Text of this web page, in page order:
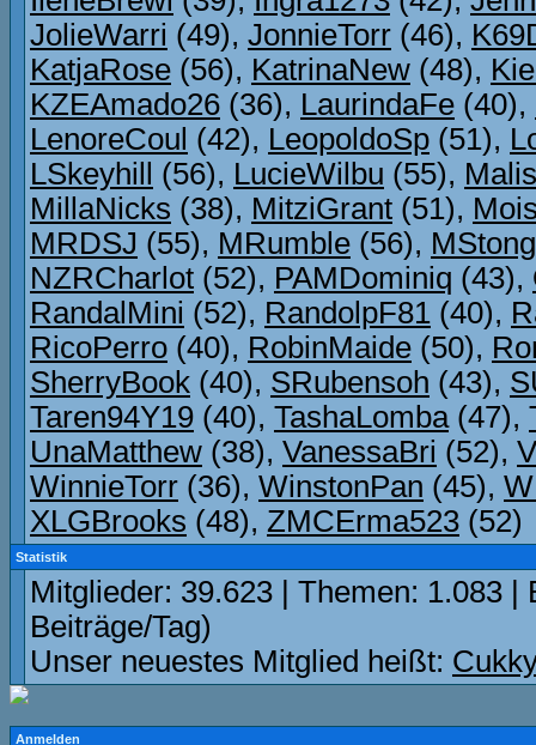
JolieWarri (49), JonnieTorr (46),
KatjaRose (56), KatrinaNew (48),
KZEAmado26 (36), LaurindaFe (40),
LenoreCoul (42), LeopoldoSp (51),
LSkeyhill
(56), LucieWilbu (55),
MillaNicks (38), MitziGrant (51),
MRDSJ (55), MRumble (56),
NZRCharlot (52), PAMDominiq (43),
RandalMini (52), RandolpF81 (40),
RicoPerro (40), RobinMaide (50),
SherryBook (40), SRubensoh (43),
Taren94Y19 (40), TashaLomba(47),
UnaMatthew (38), VanessaBri (52),
WinnieTorr (36), WinstonPan (45),
XLGBrooks (48), ZMCErma523 (52)
Statistik
Mitglieder: 39.623 | Themen: 1.083
Beiträge/Tag)
Unser neuestes Mitglied heißt:
Anmelden